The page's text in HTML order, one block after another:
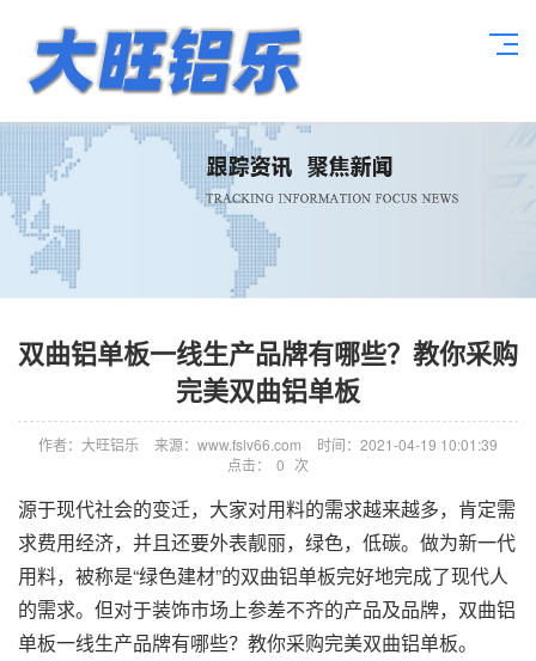
双曲铝单板一线生产品牌有哪些？教你采购
完美双曲铝单板
作者：大旺铝乐 来源：www.fslv66.com
时间：2021-04-19 10:01:39
点击：
0 次
源于现代社会的变迁，大家对用料的需求越来越多，肯定需
求费用经济，并且还要外表靓丽，绿色，低碳。做为新一代
用料，被称是“绿色建材”的双曲铝单板完好地完成了现代人
的需求。但对于装饰市场上参差不齐的产品及品牌，双曲铝
单板一线生产品牌有哪些？教你采购完美双曲铝单板。